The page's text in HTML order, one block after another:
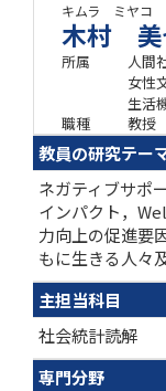
キムラ ミヤコ
木村 美
所属
人間
女性
生活
職種
教授
教員の研究テー
ネガティブサポ
インパクト，
力向上の促進要
もに生きる人々
主担当科目
社会統計読解
専門分野